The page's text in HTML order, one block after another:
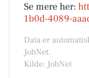
Se mere her:
1b0d-4089-
Data er
JobNet.
Kilde: JobNet